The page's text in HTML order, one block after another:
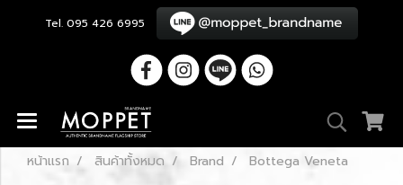
Tel. 095 426 6995
หน้าแรก สินค้าทั้งหมด Brand Bottega Veneta